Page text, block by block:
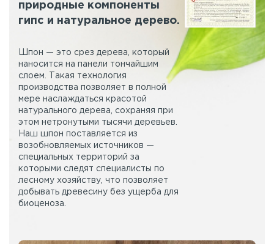
природные компоненты
гипс и натуральное дерево.
Шпон — это срез дерева, который
наносится на панели тончайшим
слоем. Такая технология
производства позволяет в полной
мере наслаждаться красотой
натурального дерева, сохраняя при
этом нетронутыми тысячи деревьев.
Наш шпон поставляется из
возобновляемых источников —
специальных территорий за
которыми следят специалисты по
лесному хозяйству, что позволяет
добывать древесину без ущерба для
биоценоза.